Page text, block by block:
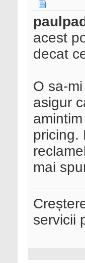
acest
decat
O sa-
asigur
pricing.
mai
servicii